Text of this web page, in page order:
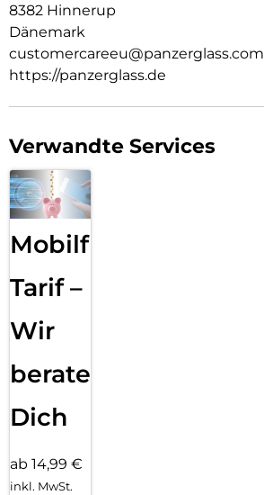
8382 Hinnerup
Dänemark
customercareeu@panzerglass.com
https://panzerglass.de
Verwandte Services
Mobilfunk
Tarif –
Wir
beraten
Dich
ab 14,99 €
inkl. MwSt.